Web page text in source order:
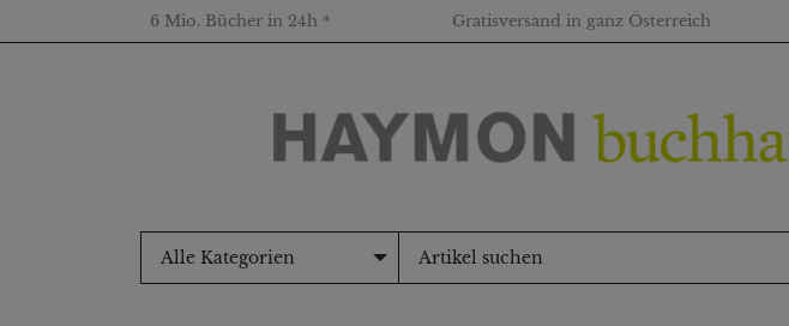
6 Mio. Bücher in 24h * Gratisversand in ganz Österreich
Alle Kategorien